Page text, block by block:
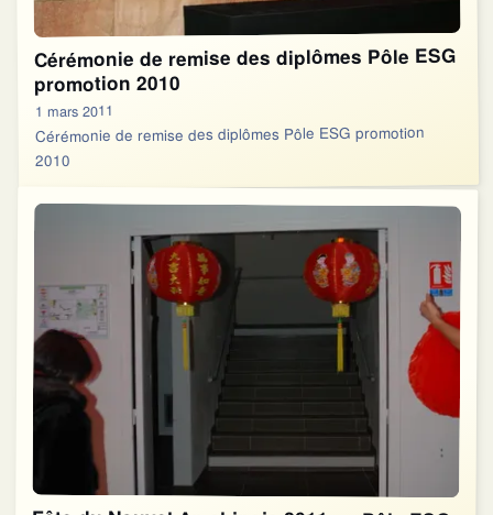
Cérémonie de remise des diplômes Pôle ESG
promotion 2010
1 mars 2011
Cérémonie de remise des diplômes Pôle ESG promotion
2010